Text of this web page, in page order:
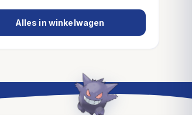
Alles in winkelwagen